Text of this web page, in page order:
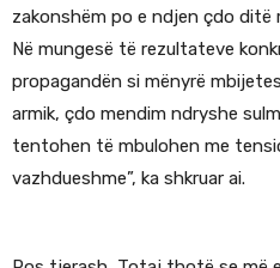
zakonshëm po e ndjen çdo ditë
Në mungesë të rezultateve
propagandën si mënyrë
armik, çdo mendim ndryshe
tentohen të mbulohen me
vazhdueshme”, ka shkruar ai.